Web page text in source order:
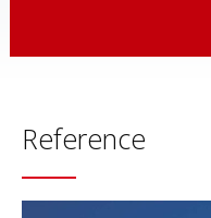
Reference